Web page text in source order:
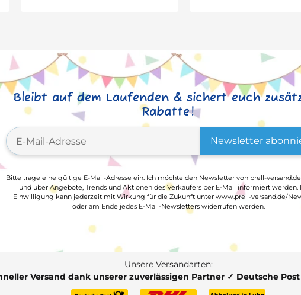
Bleibt auf dem Laufenden & sichert euch
Rabatte!
Newsletter
Bitte trage eine gültige E-Mail-Adresse ein. Ich möchte den Newsletter von prell-
und über Angebote, Trends und Aktionen des Verkäufers per E-Mail informiert werden.
Einwilligung kann jederzeit mit Wirkung für die Zukunft unter www.prell-versand.de/
oder am Ende jedes E-Mail-Newsletters widerrufen werden.
Unsere Versandarten:
Versand dank unserer zuverlässigen Partner ✓ Deutsche